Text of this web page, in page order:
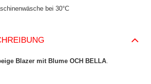
bei 30°C
Blazer mit Blume OCH BELLA